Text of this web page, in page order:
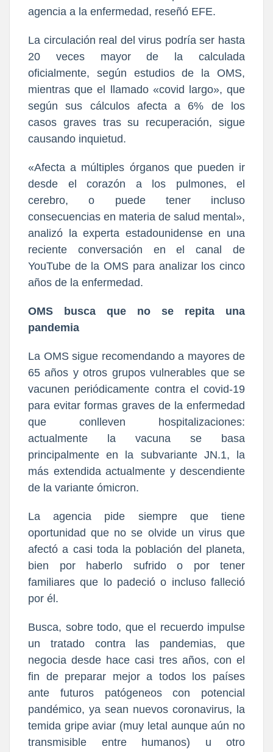
agencia a la enfermedad, reseñó EFE.
La circulación real del virus podría ser hasta
20 veces mayor de la calculada
oficialmente, según estudios de la OMS,
mientras que el llamado «covid largo», que
según sus cálculos afecta a 6% de los
casos graves tras su recuperación, sigue
causando inquietud.
«Afecta a múltiples órganos que pueden ir
desde el corazón a los pulmones, el
cerebro, o puede tener incluso
consecuencias en materia de salud mental»,
analizó la experta estadounidense en una
reciente conversación en el canal de
YouTube de la OMS para analizar los cinco
años de la enfermedad.
OMS busca que no se repita una
pandemia
La OMS sigue recomendando a mayores de
65 años y otros grupos vulnerables que se
vacunen periódicamente contra el covid-19
para evitar formas graves de la enfermedad
que conlleven hospitalizaciones:
actualmente la vacuna se basa
principalmente en la subvariante JN.1, la
más extendida actualmente y descendiente
de la variante ómicron.
La agencia pide siempre que tiene
oportunidad que no se olvide un virus que
afectó a casi toda la población del planeta,
bien por haberlo sufrido o por tener
familiares que lo padeció o incluso falleció
por él.
Busca, sobre todo, que el recuerdo impulse
un tratado contra las pandemias, que
negocia desde hace casi tres años, con el
fin de preparar mejor a todos los países
ante futuros patógeneos con potencial
pandémico, ya sean nuevos coronavirus, la
temida gripe aviar (muy letal aunque aún no
transmisible entre humanos) u otro